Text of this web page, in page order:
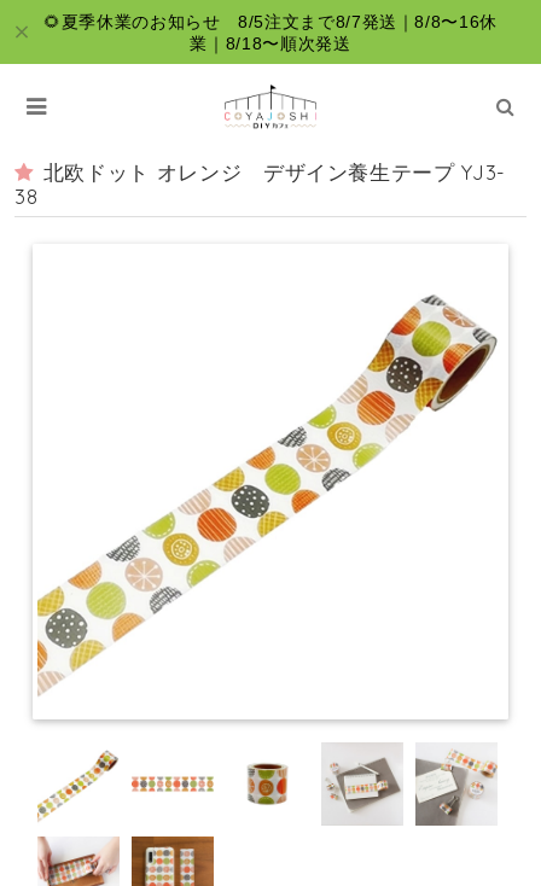
🌻夏季休業のお知らせ 8/5注文まで8/7発送｜8/8〜16休
業｜8/18〜順次発送
北欧ドット オレンジ デザイン養生テープ YJ3-
38